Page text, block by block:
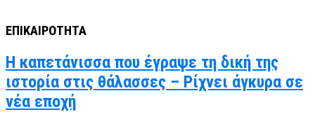
ΕΠΙΚΑΙΡΟΤΗΤΑ
Η καπετάνισσα που έγραψε τη δική της
ιστορία στις θάλασσες – Ρίχνει άγκυρα σε
νέα εποχή